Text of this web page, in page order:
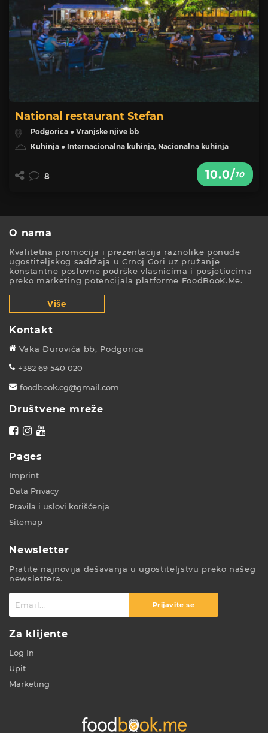
National restaurant Stefan
Podgorica ● Vranjske njive bb
Kuhinja ● Internacionalna kuhinja, Nacionalna kuhinja
10.0/10
8
O nama
Kvalitetna promocija i prezentacija raznolike ponude
ugostiteljskog sadržaja u Crnoj Gori uz pružanje
konstantne poslovne podrške vlasnicima i posjetiocima
preko marketing potencijala platforme FoodBooK.Me.
Više
Kontakt
Vaka Đurovića bb, Podgorica
+382 69 540 020
foodbook.cg@gmail.com
Društvene mreže
Pages
Imprint
Data Privacy
Pravila i uslovi korišćenja
Sitemap
Newsletter
Pratite najnovija dešavanja u ugostiteljstvu preko našeg
newslettera.
Prijavite se
Za klijente
Log In
Upit
Marketing